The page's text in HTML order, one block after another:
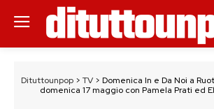
Dituttounpop > TV > Domenica In e Da Noi a
domenica 17 maggio con Pamela Prati ed